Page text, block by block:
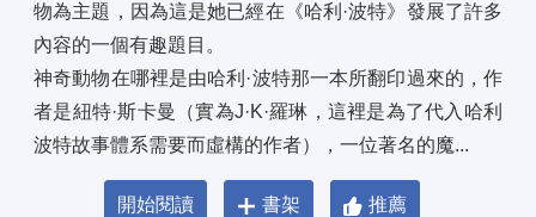
物為主題，因為這是她已經在《哈利·波特》發展了許多
內容的一個有趣題目。
神奇動物在哪裡是由哈利·波特那一本所翻印過來的，作
者是紐特·斯卡曼（實為J·K·羅琳，這裡是為了代入哈利
波特故事體系需要而虛構的作者），一位著名的魔...
開始閱讀 書架 推薦